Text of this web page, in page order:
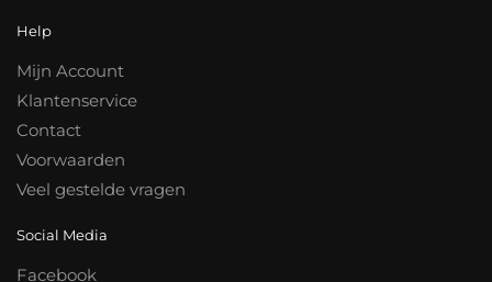
Help
Mijn Account
Klantenservice
Contact
Voorwaarden
Veel gestelde vragen
Social Media
Facebook